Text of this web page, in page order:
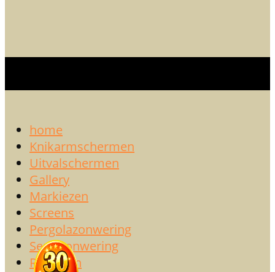
home
Knikarmschermen
Uitvalschermen
Gallery
Markiezen
Screens
Pergolazonwering
Serrezonwering
Rolluiken